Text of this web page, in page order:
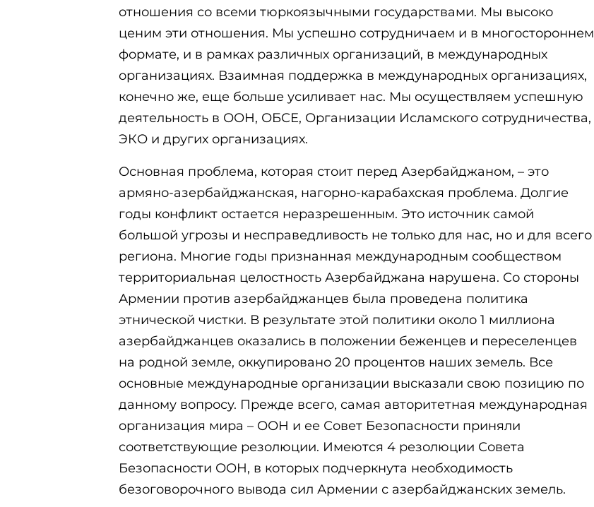
отношения со всеми тюркоязычными государствами. Мы высоко
ценим эти отношения. Мы успешно сотрудничаем и в многостороннем
формате, и в рамках различных организаций, в международных
организациях. Взаимная поддержка в международных организациях,
конечно же, еще больше усиливает нас. Мы осуществляем успешную
деятельность в ООН, ОБСЕ, Организации Исламского сотрудничества,
ЭКО и других организациях.
Основная проблема, которая стоит перед Азербайджаном, – это
армяно-азербайджанская, нагорно-карабахская проблема. Долгие
годы конфликт остается неразрешенным. Это источник самой
большой угрозы и несправедливость не только для нас, но и для всего
региона. Многие годы признанная международным сообществом
территориальная целостность Азербайджана нарушена. Со стороны
Армении против азербайджанцев была проведена политика
этнической чистки. В результате этой политики около 1 миллиона
азербайджанцев оказались в положении беженцев и переселенцев
на родной земле, оккупировано 20 процентов наших земель. Все
основные международные организации высказали свою позицию по
данному вопросу. Прежде всего, самая авторитетная международная
организация мира – ООН и ее Совет Безопасности приняли
соответствующие резолюции. Имеются 4 резолюции Совета
Безопасности ООН, в которых подчеркнута необходимость
безоговорочного вывода сил Армении с азербайджанских земель.